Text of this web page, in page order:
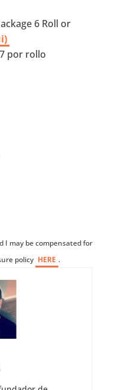
6 Roll or
por rollo
I may be compensated for
policy HERE .